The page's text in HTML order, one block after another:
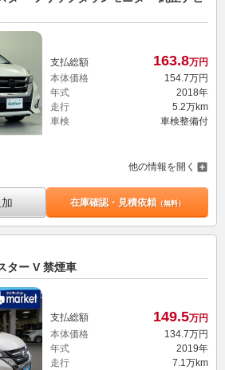
支払総額 163.8万円
本体価格
154.7万円
年式
2018年
走行
5.2万km
車検
車検整備付
他の情報を開く
在庫確認・見積依頼（無料）
ター V 禁煙車
支払総額 149.5万円
本体価格
134. 7万円
年式
2019年
走行
7.1万km